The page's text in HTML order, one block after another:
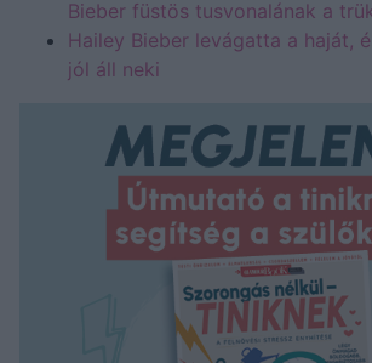
Bieber füstös tusvonalának a
Hailey Bieber levágatta a haját,
jól áll neki